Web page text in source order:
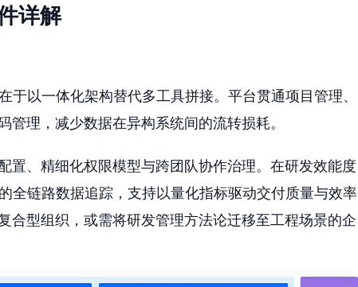
详解
于以一体化架构替代多工具拼接。平台贯通项目管理、
理，减少数据在异构系统间的流转损耗。
置、精细化权限模型与跨团队协作治理。在研发效能度
全链路数据追踪，支持以量化指标驱动交付质量与效率
合型组织，或需将研发管理方法论迁移至工程场景的企